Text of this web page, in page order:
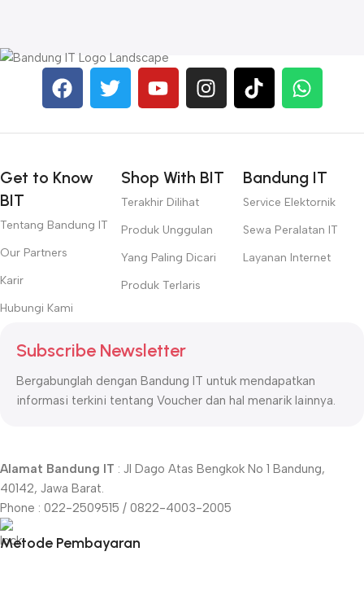
Get to Know
BIT
Tentang Bandung IT
Our Partners
Karir
Hubungi Kami
Shop With BIT
Terakhir Dilihat
Produk Unggulan
Yang Paling Dicari
Produk Terlaris
Bandung IT
Service Elektornik
Sewa Peralatan IT
Layanan Internet
Subscribe Newsletter
Bergabunglah dengan Bandung IT untuk mendapatkan
informasi terkini tentang Voucher dan hal menarik lainnya.
Alamat Bandung IT : Jl Dago Atas Bengkok No 1 Bandung,
40142, Jawa Barat.
Phone : 022-2509515 / 0822-4003-2005
Metode Pembayaran